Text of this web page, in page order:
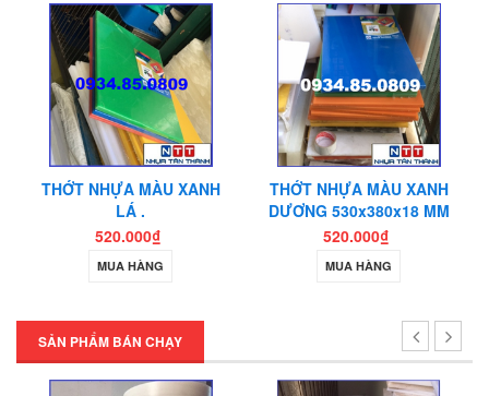
THỚT NHỰA MÀU XANH
LÁ .
520.000₫
MUA HÀNG
THỚT NHỰA MÀU XANH
DƯƠNG 530x380x18 MM
.
520.000₫
MUA HÀNG
SẢN PHẨM BÁN CHẠY